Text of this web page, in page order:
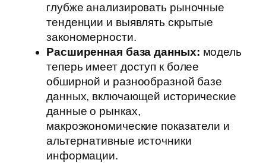
глубже анализировать рыночные
тенденции и выявлять скрытые
закономерности.
Расширенная база данных: модель
теперь имеет доступ к более
обширной и разнообразной базе
данных, включающей исторические
данные о рынках,
макроэкономические показатели и
альтернативные источники
информации.